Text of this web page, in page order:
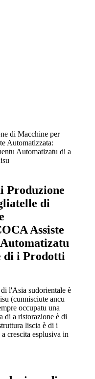
Produzione
di
Assiste
di i Prodotti
l'Asia sudorientale è
(cunnisciute ancu
occupatu una
di a ristorazione è di
liscia è di i
crescita esplusiva in